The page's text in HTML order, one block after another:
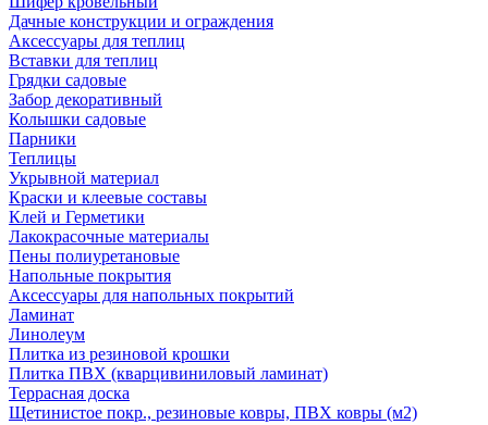
Дачные конструкции и ограждения
Аксессуары для теплиц
Вставки для теплиц
Грядки садовые
Забор декоративный
Колышки садовые
Парники
Теплицы
Укрывной материал
Краски и клеевые составы
Клей и Герметики
Лакокрасочные материалы
Пены полиуретановые
Напольные покрытия
Аксессуары для напольных покрытий
Ламинат
Линолеум
Плитка из резиновой крошки
Плитка ПВХ (кварцивиниловый ламинат)
Террасная доска
Щетинистое покр., резиновые ковры, ПВХ ковры (м2)